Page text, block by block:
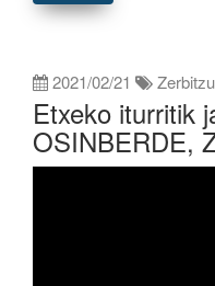
2021/02/21
Etxeko iturritik
OSINBERDE,